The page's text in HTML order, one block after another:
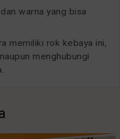
warna yang bisa
memiliki rok kebaya ini,
menghubungi